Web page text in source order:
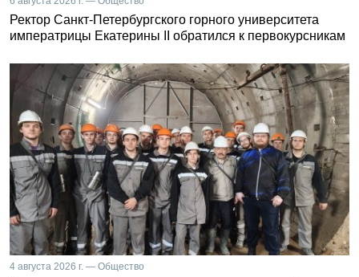
Ректор Санкт-Петербургского горного университета
императрицы Екатерины II обратился к первокурсникам
4 августа 2026 г. — Общество